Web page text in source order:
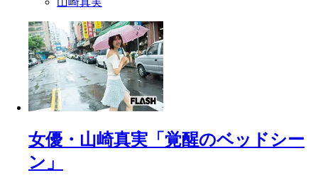
女優・山崎真実「覚醒のベッドシー
ン」